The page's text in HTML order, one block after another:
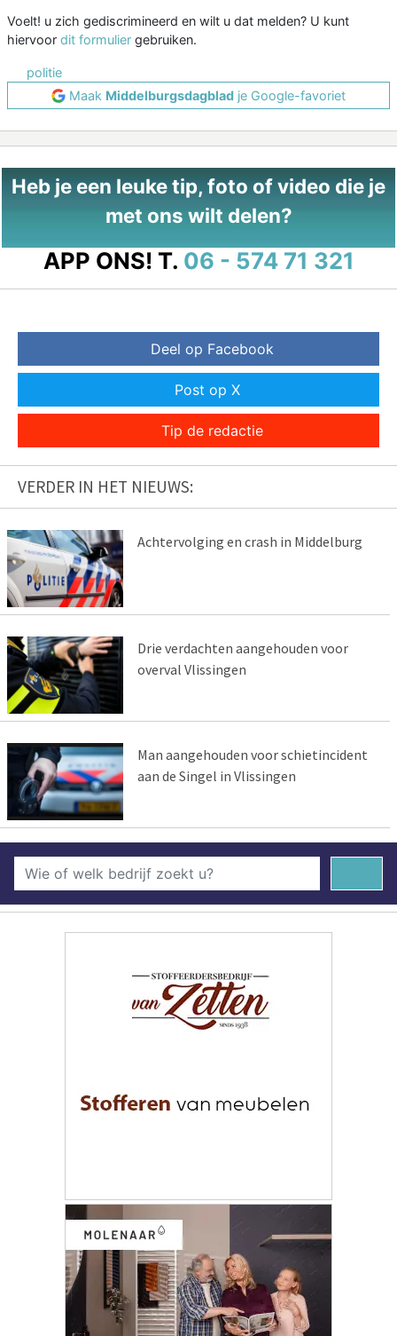
Voelt! u zich gediscrimineerd en wilt u dat melden? U kunt
hiervoor dit formulier gebruiken.
politie
Maak Middelburgsdagblad je Google-favoriet
Heb je een leuke tip, foto of video die je
met ons wilt delen?
APP ONS! T. 06 - 574 71 321
Deel op Facebook
Post op X
Tip de redactie
VERDER IN HET NIEUWS:
Achtervolging en crash in Middelburg
Drie verdachten aangehouden voor
overval Vlissingen
Man aangehouden voor schietincident
aan de Singel in Vlissingen